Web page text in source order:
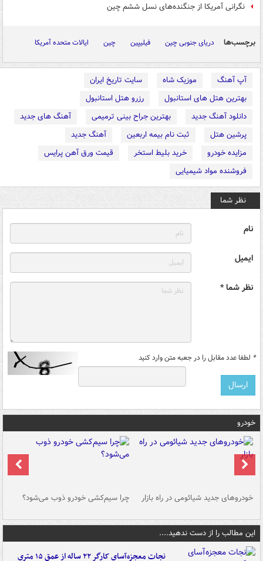
نگرانی آمریکا از جنگنده‌های نسل ششم چین
برچسب‌ها دریای جنوبی چین فیلیپین چین ایالات متحده آمریکا
آپ آهنگ موزیک شاه
سایت تاریخ ایران
بهترین هتل های استانبول
رزرو هتل استانبول
دانلود آهنگ جدید
بهترین جراح بینی ترمیمی
آهنگ های جدید
پرشین هتل
ثبت نام بیمه اربعین
آهنگ جدید
مزایده خودرو
خرید بلیط استخر
قیمت ورق آهن پرایس
فروشنده مواد شیمیایی
نظر شما
نام
ایمیل
نظر شما *
* لطفا عدد مقابل را در جعبه متن وارد کنید
خودرو
خودروهای جدید شیائومی در راه بازار چرا سیم‌کشی خودرو ذوب می‌شود؟
این مطالب را از دست ندهید....
نجات معجزه‌آسای کارگر ۲۲ ساله از عمق ۱۵ متری